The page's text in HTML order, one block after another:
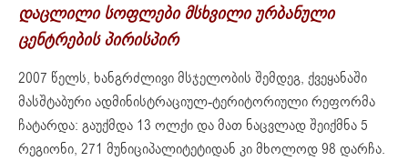
დაცლილი სოფლები მსხვილი ურბანული
ცენტრების პირისპირ
2007 წელს, ხანგრძლივი მსჯელობის შემდეგ, ქვეყანაში
მასშტაბური ადმინისტრაციულ-ტერიტორიული რეფორმა
ჩატარდა: გაუქმდა 13 ოლქი და მათ ნაცვლად შეიქმნა 5
რეგიონი, 271 მუნიციპალიტეტიდან კი მხოლოდ 98 დარჩა.